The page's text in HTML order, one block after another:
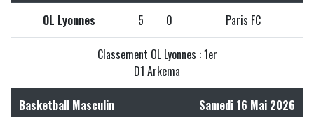
OL Lyonnes 5 0 Paris FC
Classement OL Lyonnes : 1er
D1 Arkema
Basketball Masculin Samedi 16 Mai 2026